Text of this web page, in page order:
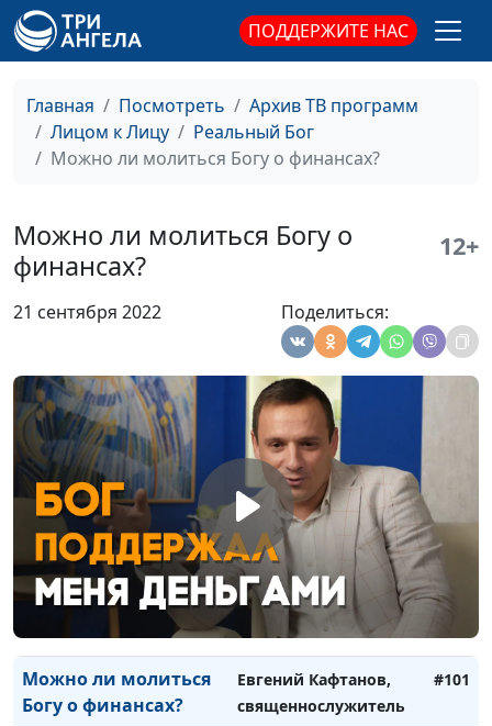
ПОДДЕРЖИТЕ НАС
Главная Посмотреть
Архив ТВ программ
Лицом к Лицу
Реальный Бог
Можно ли молиться Богу о финансах?
Можно ли молиться Богу о
финансах?
12+
21 сентября 2022 Поделиться:
Несостоявшаяся
авария на зимней
Сергей Долматов,
#110
Нас спасли, не требуя
благодарности
Сергей Долматов,
священнослужитель
убежденного
холостяка
священнослужитель
отцом»
священнослужитель
привела меня к Богу
священнослужитель
На грани
самоубийства
Андрей Васенёв,
священнослужитель
«Бог был со мной в
армии»
Андрей Васенёв,
священнослужитель
Быть верующим:
несправедливое
отношение в школе
Андрей Васенёв,
священнослужитель
Можно ли молиться
Богу о финансах?
Евгений Кафтанов,
священнослужитель
#101